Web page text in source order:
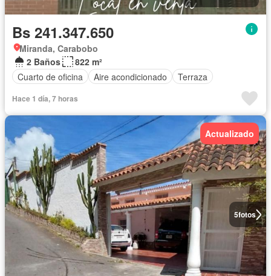
Bs 241.347.650
Miranda, Carabobo
2 Baños
822 m²
Cuarto de oficina
Aire acondicionado Terraza
Hace 1 día, 7 horas
5fotos
Actualizado